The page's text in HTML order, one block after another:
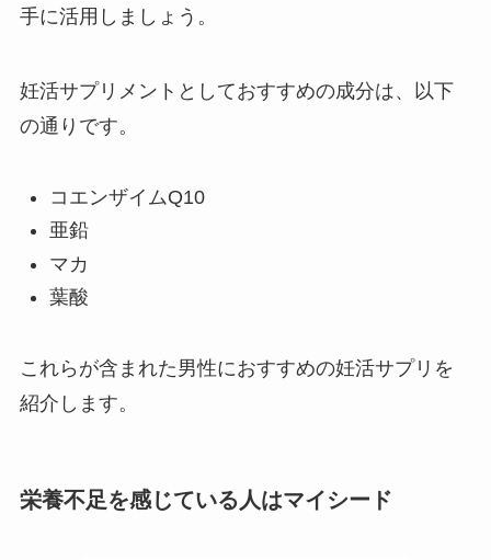
手に活用しましょう。
妊活サプリメントとしておすすめの成分は、以下
の通りです。
コエンザイムQ10
亜鉛
マカ
葉酸
これらが含まれた男性におすすめの妊活サプリを
紹介します。
栄養不足を感じている人はマイシード